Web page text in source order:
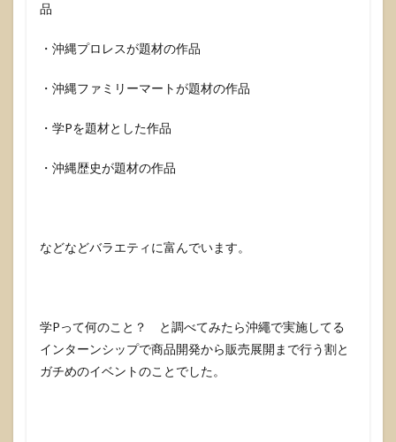
品
・沖縄プロレスが題材の作品
・沖縄ファミリーマートが題材の作品
・学Pを題材とした作品
・沖縄歴史が題材の作品
などなどバラエティに富んでいます。
学Pって何のこと？ と調べてみたら沖繩で実施してる
インターンシップで商品開発から販売展開まで行う割と
ガチめのイベントのことでした。